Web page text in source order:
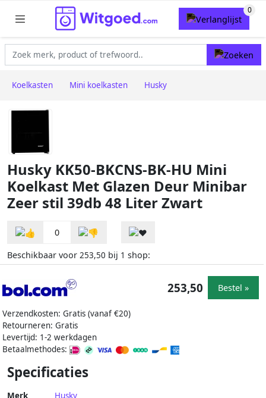
Koelkasten Mini koelkasten Husky
Husky KK50-BKCNS-BK-HU Mini
Koelkast Met Glazen Deur Minibar
Zeer stil 39db 48 Liter Zwart
0
Beschikbaar voor 253,50 bij 1 shop:
Verzendkosten: Gratis (vanaf €20)
Retourneren: Gratis
Levertijd: 1-2 werkdagen
Betaalmethodes:
253,50 Bestel »
Specificaties
Merk Husky